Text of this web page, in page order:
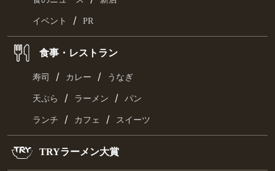
イベント / PR
食事・レストラン
寿司 / カレー / うなぎ
天ぷら / ラーメン / パン
ランチ / カフェ / スイーツ
TRYラーメン大賞